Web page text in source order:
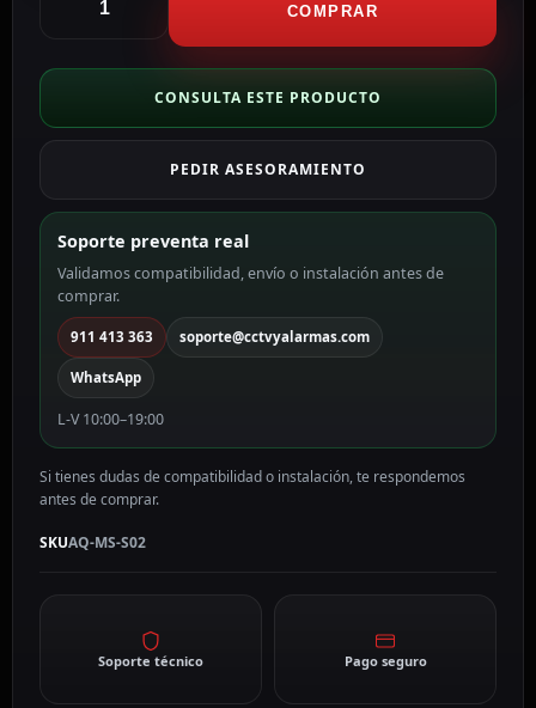
Detector
Movimiento
AQ-
MS-
cantidad
COMPRAR
CONSULTA ESTE PRODUCTO
PEDIR ASESORAMIENTO
Soporte preventa real
Validamos compatibilidad, envío o instalación antes de
comprar.
911 413 363 soporte@cctvyalarmas.com
WhatsApp
L-V 10:00–19:00
Si tienes dudas de compatibilidad o instalación, te respondemos
antes de comprar.
SKUAQ-MS-S02
Soporte técnico Pago seguro